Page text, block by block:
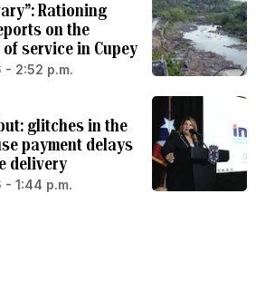
Rationing
on the
service in Cupey
- 2:52 p.m.
glitches in the
payment delays
delivery
- 1:44 p.m.